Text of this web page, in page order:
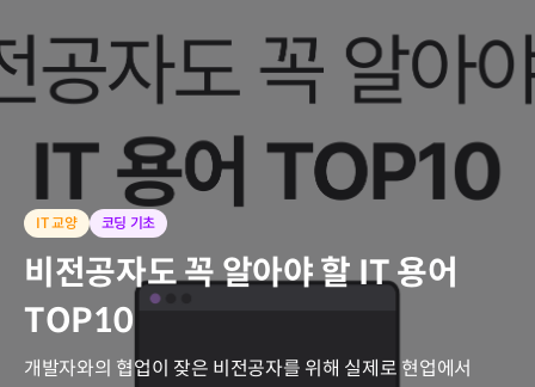
IT 교양 코딩 기초
비전공자도 꼭 알아야 할 IT 용어
TOP10
개발자와의 협업이 잦은 비전공자를 위해 실제로 현업에서